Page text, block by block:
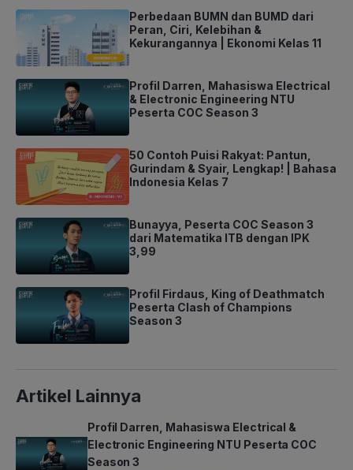
Perbedaan BUMN dan BUMD dari
Peran, Ciri, Kelebihan &
Kekurangannya | Ekonomi Kelas 11
Profil Darren, Mahasiswa Electrical
& Electronic Engineering NTU
Peserta COC Season 3
50 Contoh Puisi Rakyat: Pantun,
Gurindam & Syair, Lengkap! | Bahasa
Indonesia Kelas 7
Bunayya, Peserta COC Season 3
dari Matematika ITB dengan IPK
3,99
Profil Firdaus, King of Deathmatch
Peserta Clash of Champions
Season 3
Artikel Lainnya
Profil Darren, Mahasiswa Electrical &
Electronic Engineering NTU Peserta COC
Season 3